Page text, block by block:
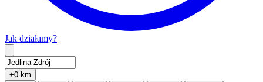
Jak działamy?
+0 km